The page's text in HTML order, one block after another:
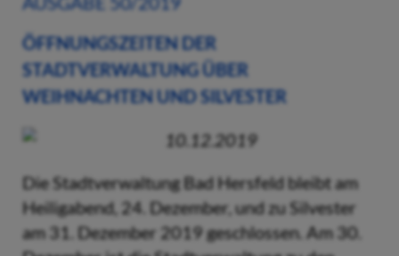
ÖFFNUNGSZEITEN DER
STADTVERWALTUNG ÜBER
WEIHNACHTEN UND SILVESTER
10.12.2019
Die Stadtverwaltung Bad Hersfeld bleibt am
Heiligabend, 24. Dezember, und zu Silvester
am 31. Dezember 2019 geschlossen. Am 30.